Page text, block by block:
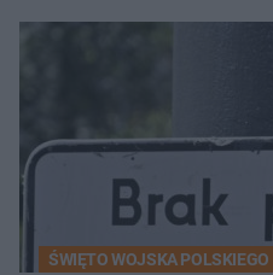
ŚWIĘTO WOJSKA POLSKIEGO